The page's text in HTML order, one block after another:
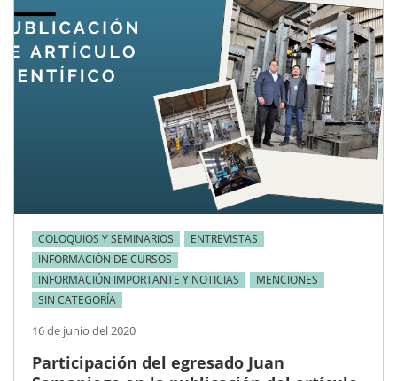
COLOQUIOS Y SEMINARIOS
ENTREVISTAS
INFORMACIÓN DE CURSOS
INFORMACIÓN IMPORTANTE Y NOTICIAS
MENCIONES
SIN CATEGORÍA
16 de junio del 2020
Participación del egresado Juan